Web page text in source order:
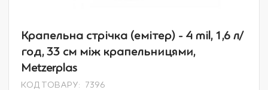
Перейти
до
початку
галереї
зображень
Крапельна стрічка (емітер) - 4 mil, 1,6 л/
год, 33 см між крапельницями,
Metzerplas
КОД ТОВАРУ 7396